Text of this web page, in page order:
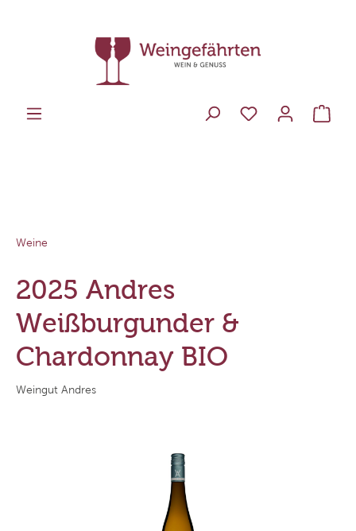
Weine
2025 Andres
Weißburgunder &
Chardonnay BIO
Weingut Andres